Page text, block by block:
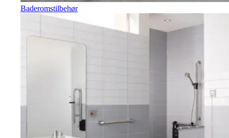
Baderomstilbehør